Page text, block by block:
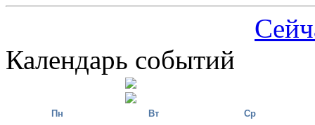
Календарь событий
Пн Вт Ср